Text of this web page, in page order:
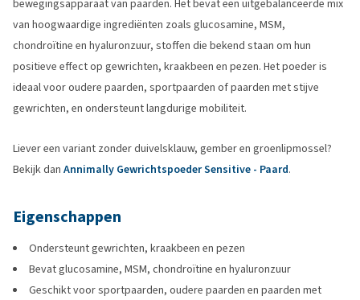
bewegingsapparaat van paarden. Het bevat een uitgebalanceerde mix
van hoogwaardige ingrediënten zoals glucosamine, MSM,
chondroïtine en hyaluronzuur, stoffen die bekend staan om hun
positieve effect op gewrichten, kraakbeen en pezen. Het poeder is
ideaal voor oudere paarden, sportpaarden of paarden met stijve
gewrichten, en ondersteunt langdurige mobiliteit.
Liever een variant zonder duivelsklauw, gember en groenlipmossel?
Bekijk dan Annimally Gewrichtspoeder Sensitive - Paard.
Eigenschappen
Ondersteunt gewrichten, kraakbeen en pezen
Bevat glucosamine, MSM, chondroïtine en hyaluronzuur
Geschikt voor sportpaarden, oudere paarden en paarden met